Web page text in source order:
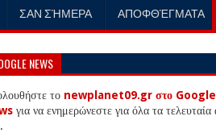
ΣΑΝ ΣΉΜΕΡΑ ΑΠΟΦΘΈΓΜΑΤΑ
NEWS
το newplanet09.gr στο Google
για να ενημερώνεστε για όλα τα τελευταία